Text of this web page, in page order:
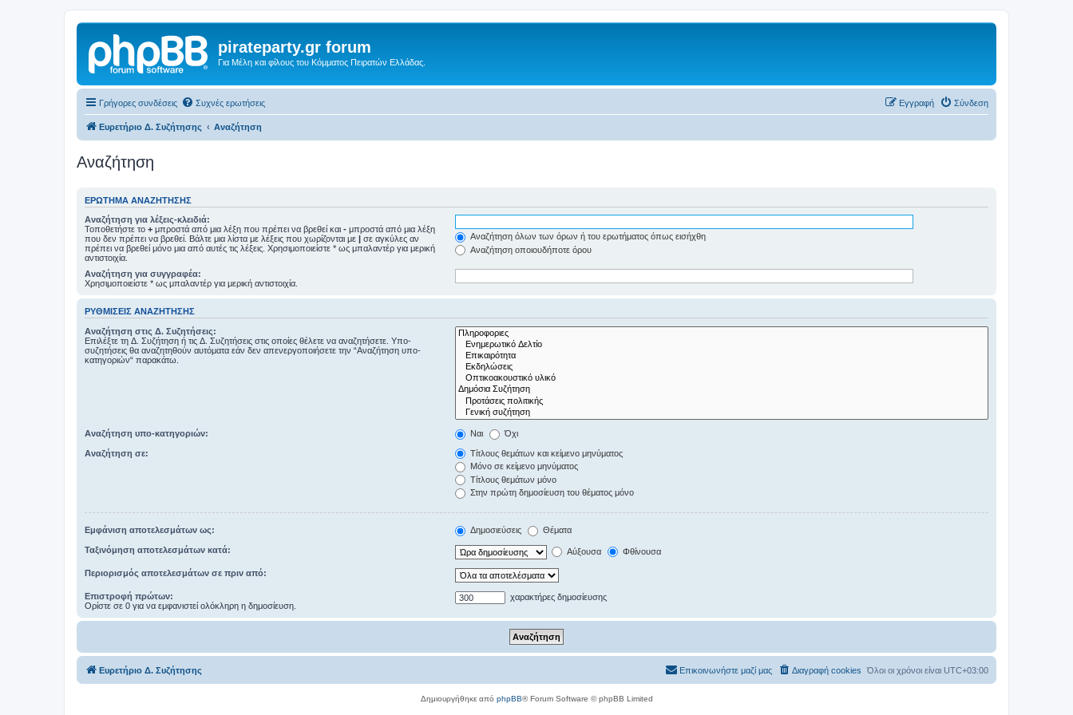
pirateparty.gr forum
Για Μέλη και φίλους του Κόμματος Πειρατών Ελλάδας.
Γρήγορες συνδέσεις Συχνές ερωτήσεις Σύνδεση
Εγγραφή
Ευρετήριο Δ. Συζήτησης Αναζήτηση
Αναζήτηση
ΕΡΏΤΗΜΑ ΑΝΑΖΉΤΗΣΗΣ
Αναζήτηση για λέξεις-κλειδιά:
Τοποθετήστε το + μπροστά από μια λέξη που πρέπει να βρεθεί και - μπροστά από μια λέξη
που δεν πρέπει να βρεθεί. Βάλτε μια λίστα με λέξεις που χωρίζονται με | σε αγκύλες αν
πρέπει να βρεθεί μόνο μια από αυτές τις λέξεις. Χρησιμοποιείστε * ως μπαλαντέρ για μερική
αντιστοιχία.
Αναζήτηση όλων των όρων ή του ερωτήματος όπως εισήχθη
Αναζήτηση οποιουδήποτε όρου
Αναζήτηση για συγγραφέα:
Χρησιμοποιείστε * ως μπαλαντέρ για μερική αντιστοιχία.
ΡΥΘΜΊΣΕΙΣ ΑΝΑΖΉΤΗΣΗΣ
Αναζήτηση στις Δ. Συζητήσεις:
Επιλέξτε τη Δ. Συζήτηση ή τις Δ. Συζητήσεις στις οποίες θέλετε να αναζητήσετε. Υπο-
συζητήσεις θα αναζητηθούν αυτόματα εάν δεν απενεργοποιήσετε την “Αναζήτηση υπο-
κατηγοριών“ παρακάτω.
Αναζήτηση υπο-κατηγοριών: Ναι Όχι
Αναζήτηση σε:
Τίτλους θεμάτων και κείμενο μηνύματος
Μόνο σε κείμενο μηνύματος
Τίτλους θεμάτων μόνο
Στην πρώτη δημοσίευση του θέματος μόνο
Εμφάνιση αποτελεσμάτων ως: Δημοσιεύσεις Θέματα
Ταξινόμηση αποτελεσμάτων κατά: Αύξουσα Φθίνουσα
Περιορισμός αποτελεσμάτων σε πριν από:
Επιστροφή πρώτων:
Ορίστε σε 0 για να εμφανιστεί ολόκληρη η δημοσίευση.
χαρακτήρες δημοσίευσης
Ευρετήριο Δ. Συζήτησης Όλοι οι χρόνοι είναι UTC+03:00
Διαγραφή cookies
Επικοινωνήστε μαζί μας
Δημιουργήθηκε από phpBB® Forum Software © phpBB Limited